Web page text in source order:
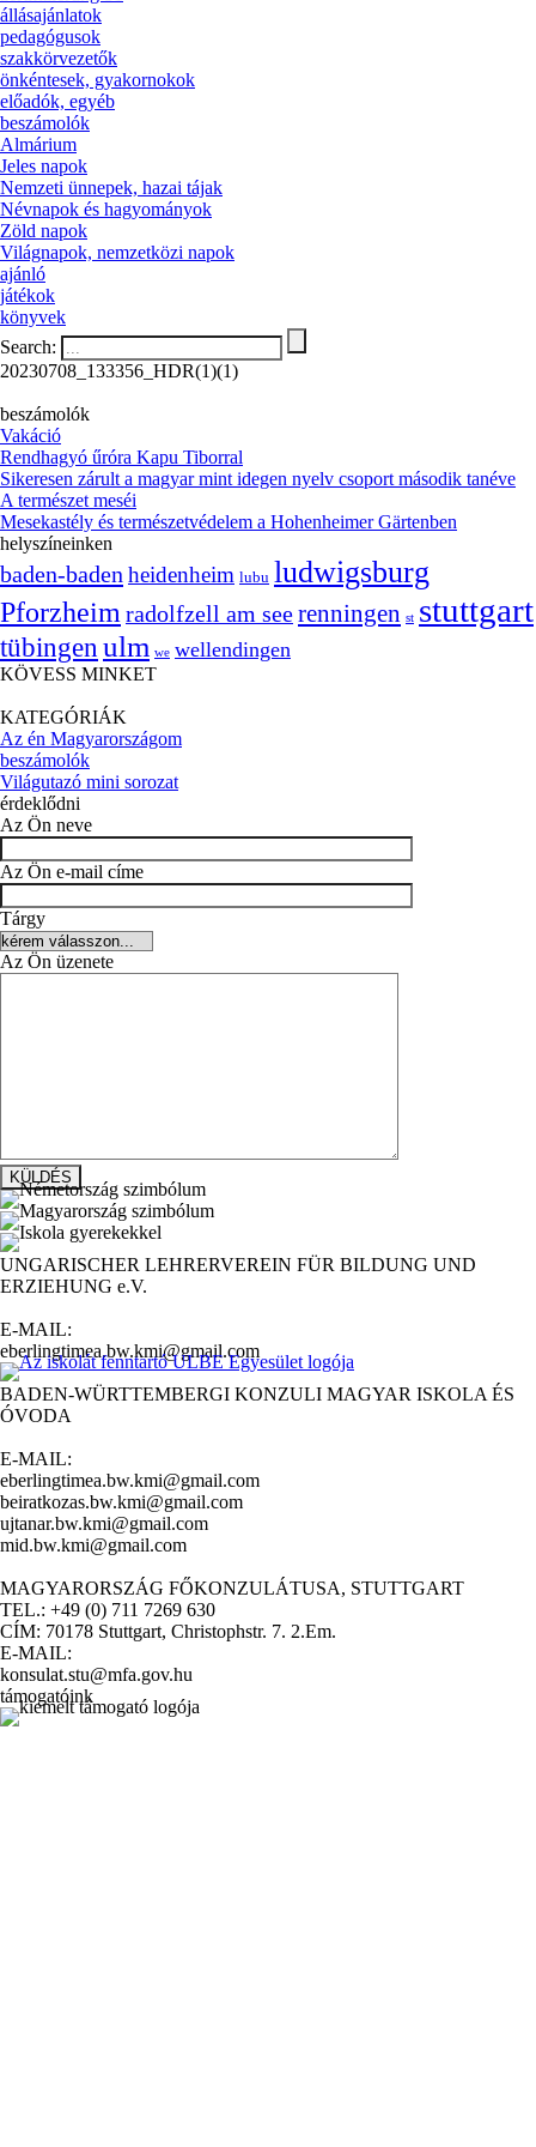
állásajánlatok
pedagógusok
szakkörvezetők
önkéntesek, gyakornokok
előadók, egyéb
beszámolók
Almárium
Jeles napok
Nemzeti ünnepek, hazai tájak
Névnapok és hagyományok
Zöld napok
Világnapok, nemzetközi napok
ajánló
játékok
könyvek
Search:
20230708_133356_HDR(1)(1)
beszámolók
Vakáció
Rendhagyó űróra Kapu Tiborral
Sikeresen zárult a magyar mint idegen nyelv csoport második tanéve
A természet meséi
Mesekastély és természetvédelem a Hohenheimer Gärtenben
helyszíneinken
baden-baden heidenheim lubu ludwigsburg
Pforzheim radolfzell am seerenningen st stuttgart
tübingen ulm we wellendingen
KÖVESS MINKET
KATEGÓRIÁK
Az én Magyarországom
beszámolók
Világutazó mini sorozat
érdeklődni
Az Ön neve
Az Ön e-mail címe
Tárgy
Az Ön üzenete
UNGARISCHER LEHRERVEREIN FÜR BILDUNG UND
ERZIEHUNG e.V.
E-MAIL:
eberlingtimea.bw.kmi@gmail.com
BADEN-WÜRTTEMBERGI KONZULI MAGYAR ISKOLA ÉS
ÓVODA
E-MAIL:
eberlingtimea.bw.kmi@gmail.com
beiratkozas.bw.kmi@gmail.com
ujtanar.bw.kmi@gmail.com
mid.bw.kmi@gmail.com
MAGYARORSZÁG FŐKONZULÁTUSA, STUTTGART
TEL.: +49 (0) 711 7269 630
CÍM: 70178 Stuttgart, Christophstr. 7. 2.Em.
E-MAIL:
konsulat.stu@mfa.gov.hu
támogatóink